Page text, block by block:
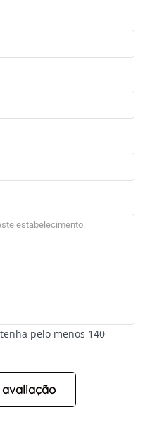
pelo menos 140